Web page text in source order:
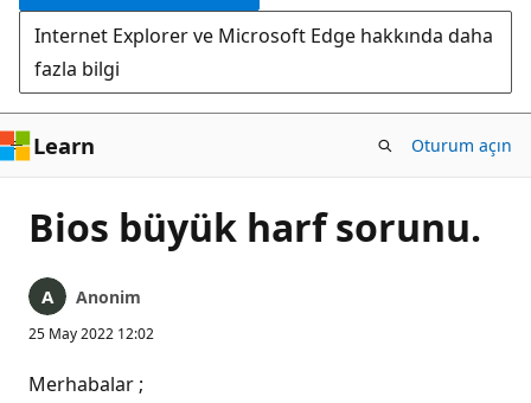
Internet Explorer ve Microsoft Edge hakkında daha
fazla bilgi
Learn Oturum açın
Bios büyük harf sorunu.
Anonim
25 May 2022 12:02
Merhabalar ;